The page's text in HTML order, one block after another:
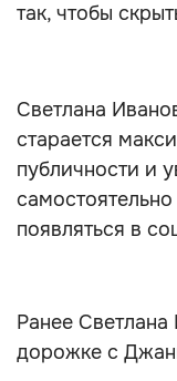
так, чтобы
Светлана
старается
публичности и
появляться в
Ранее Светлана
дорожке с